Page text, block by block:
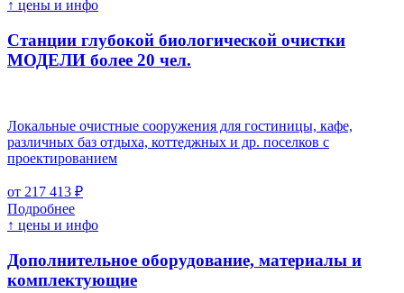
↑ цены и инфо
Станции глубокой биологической очистки
МОДЕЛИ более 20 чел.
Локальные очистные сооружения для гостиницы, кафе,
различных баз отдыха, коттеджных и др. поселков с
проектированием
от 217 413 ₽
Подробнее
↑ цены и инфо
Дополнительное оборудование, материалы и
комплектующие